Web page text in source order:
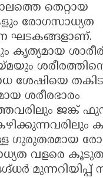
തെറ്റായ
രോഗസാധ്യത
ഘടകങ്ങളാണ്.
കൃത്യമായ
ശേഷിയെ
ശരീരഭാരം
ജങ്ക്
ഗുരുതരമായ
വളരെ